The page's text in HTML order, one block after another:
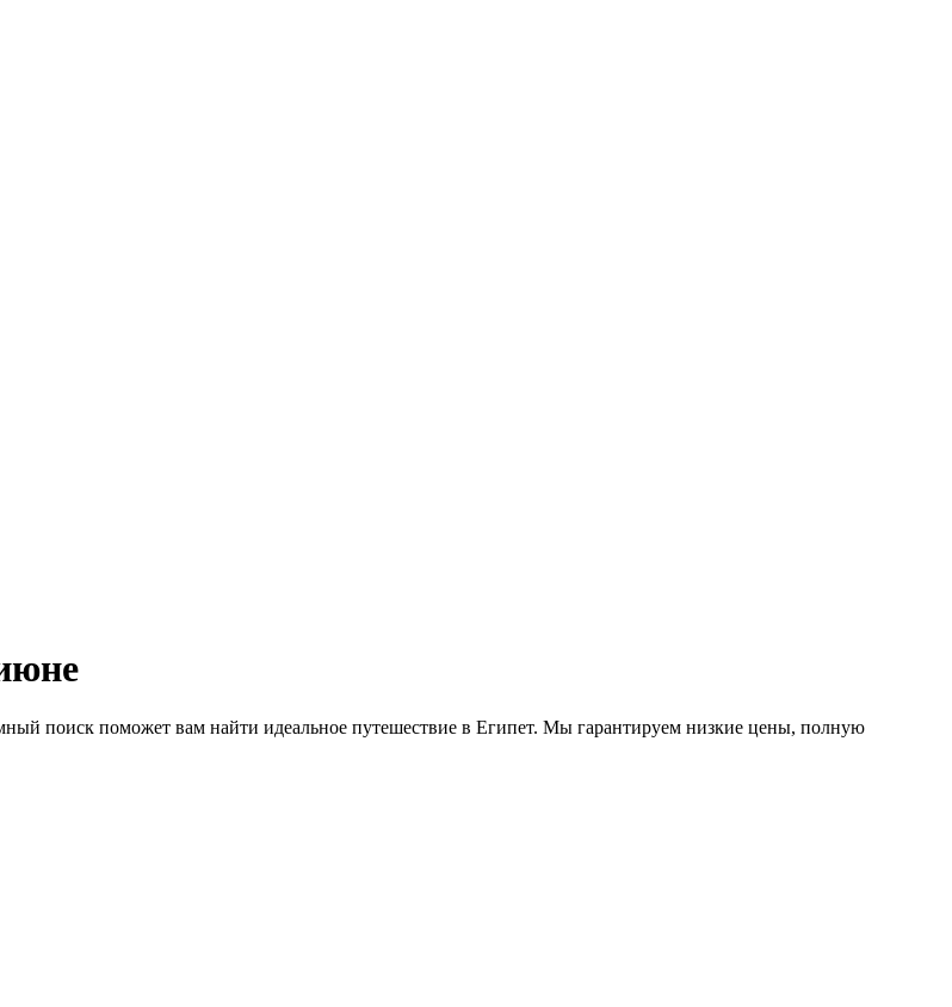
поиск поможет вам найти идеальное путешествие в Египет. Мы гарантируем низкие цены, полную